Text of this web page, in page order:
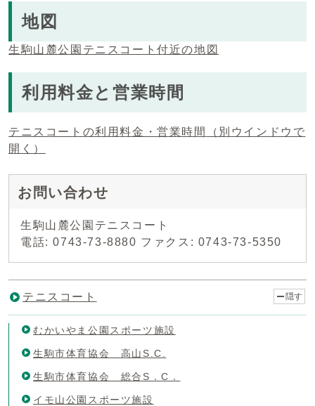
地図
生駒山麓公園テニスコート付近の地図
利用料金と営業時間
テニスコートの利用料金・営業時間
（別ウインドウで
開く）
お問い合わせ
生駒山麓公園テニスコート
電話: 0743-73-8880 ファクス: 0743-73-5350
テニスコート 隠す
むかいやま公園スポーツ施設
生駒市体育協会 高山S.C.
生駒市体育協会 総合S．C．
イモ山公園スポーツ施設